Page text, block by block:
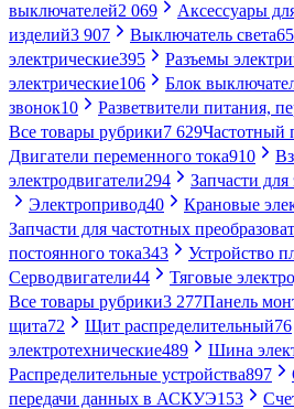
выключателей2 069
Аксессуары
изделий3 907 Выключатель света
электрические395 Разъемы
электрические106 Блок
звонок10 Разветвители питания,
Все товары рубрики7 629Частотный
Двигатели переменного тока910
электродвигатели294 Запчасти для
Электропривод40 Крановые
Запчасти для частотных
постоянного тока343 Устройство
Серводвигатели44 Тяговые
Все товары рубрики3 277Панель
щита72 Щит распределительный76
электротехнические489 Шина
Распределительные устройства897
передачи данных в АСКУЭ153